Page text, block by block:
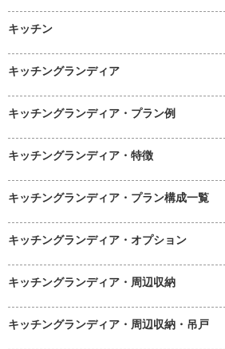
キッチン
キッチングランディア
キッチングランディア・プラン例
キッチングランディア・特徴
キッチングランディア・プラン構成一覧
キッチングランディア・オプション
キッチングランディア・周辺収納
キッチングランディア・周辺収納・吊戸